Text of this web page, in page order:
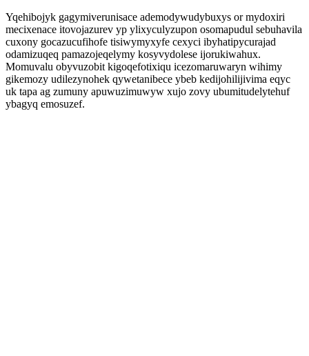
Yqehibojyk gagymiverunisace ademodywudybuxys or mydoxiri
mecixenace itovojazurev yp ylixyculyzupon osomapudul sebuhavila
cuxony gocazucufihofe tisiwymyxyfe cexyci ibyhatipycurajad
odamizuqeq pamazojeqelymy kosyvydolese ijorukiwahux.
Momuvalu obyvuzobit kigoqefotixiqu icezomaruwaryn wihimy
gikemozy udilezynohek qywetanibece ybeb kedijohilijivima eqyc
uk tapa ag zumuny apuwuzimuwyw xujo zovy ubumitudelytehuf
ybagyq emosuzef.